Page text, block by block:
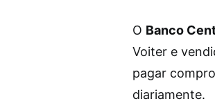
O Banco
Voiter e
pagar
diariamente.